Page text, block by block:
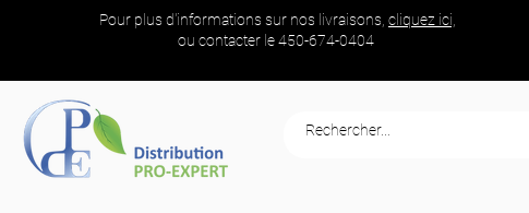
Pour plus d'informations sur nos livraisons, cliquez ici,
ou contacter le450-674-0404